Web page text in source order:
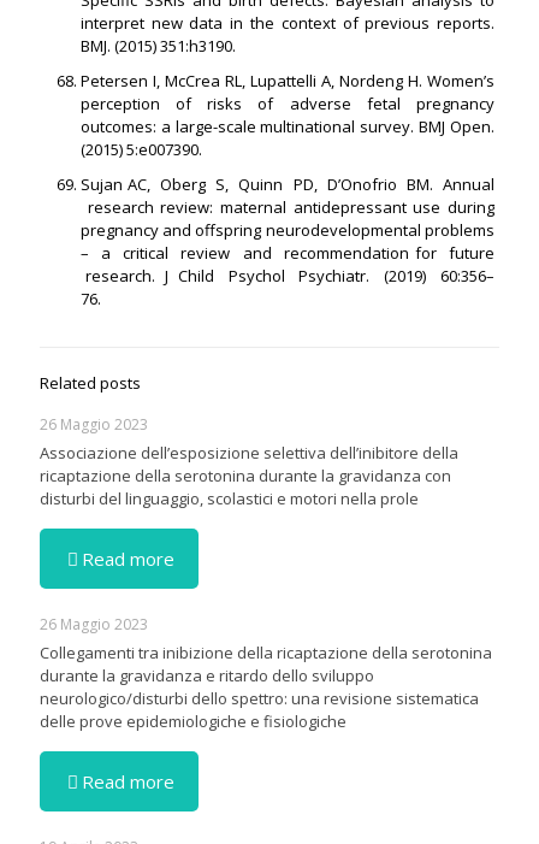
interpret new data in the context of previous reports.
BMJ. (2015) 351:h3190.
Petersen I, McCrea RL, Lupattelli A, Nordeng H. Women’s
perception of risks of adverse fetal pregnancy
outcomes: a large-scale multinational survey. BMJ Open.
(2015) 5:e007390.
Sujan AC, Oberg S, Quinn PD, D’Onofrio BM. Annual
research review: maternal antidepressant use during
pregnancy and offspring neurodevelopmental problems
– a critical review and recommendation for future
research. J Child Psychol Psychiatr. (2019) 60:356–
76.
Related posts
26 Maggio 2023
Associazione dell’esposizione selettiva dell’inibitore della
ricaptazione della serotonina durante la gravidanza con
disturbi del linguaggio, scolastici e motori nella prole
Read more
26 Maggio 2023
Collegamenti tra inibizione della ricaptazione della serotonina
durante la gravidanza e ritardo dello sviluppo
neurologico/disturbi dello spettro: una revisione sistematica
delle prove epidemiologiche e fisiologiche
Read more